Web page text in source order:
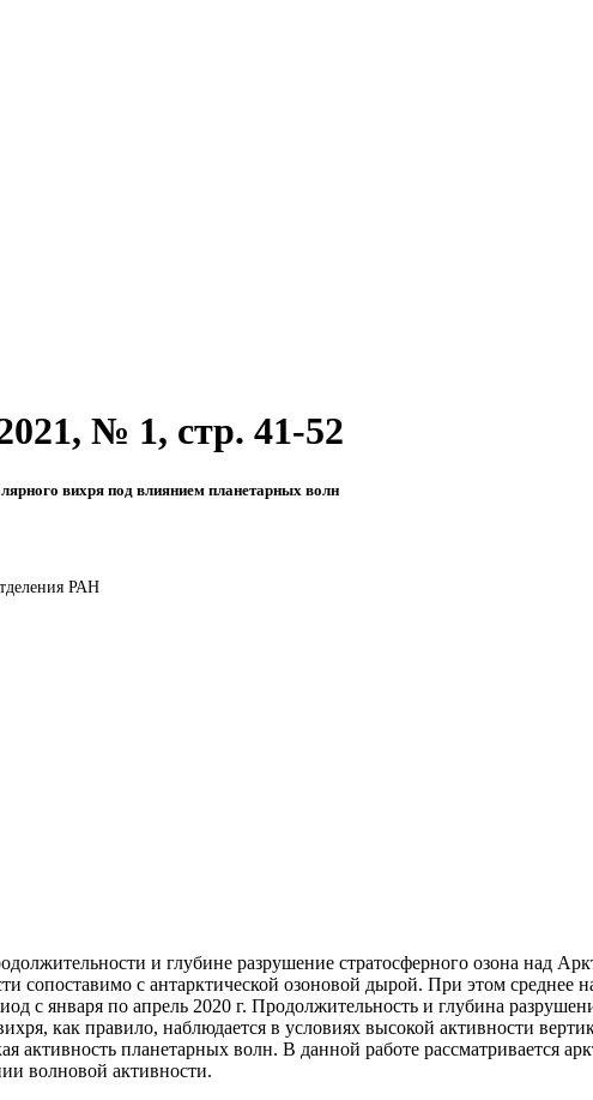
№ 1, стр. 41-52
вихря под влиянием планетарных волн
РАН
и глубине разрушение стратосферного озона над
сопоставимо с антарктической озоновой дырой. При этом среднее
с января по апрель 2020 г. Продолжительность и глубина
как правило, наблюдается в условиях высокой активности
активность планетарных волн. В данной работе рассматривается
волновой активности.